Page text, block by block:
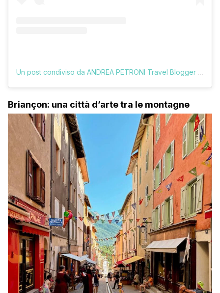
Un post condiviso da ANDREA PETRONI Travel Blogger (@vologratis)
Briançon: una città d’arte tra le montagne